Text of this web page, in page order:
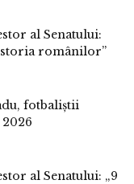
al Senatului:
românilor”
fotbaliștii
al Senatului: „9